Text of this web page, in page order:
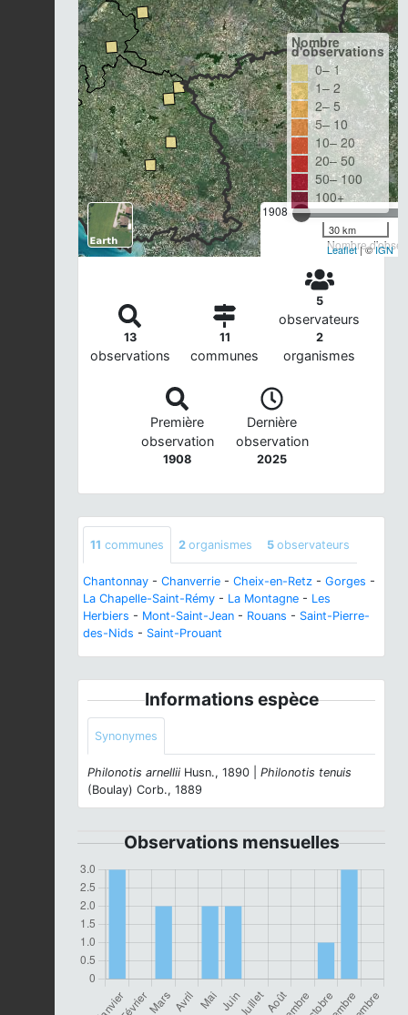
1908
Nombre
Nombre
d'observations
0– 1
1– 2
2– 5
5– 10
10– 20
20– 50
50– 100
100+
30 km
Leaflet| ©IGN
13
observations
11
communes
5
observateurs
2
organismes
Première
observation
1908
Dernière
observation
2025
11 communes 2 organismes 5 observateurs
Chantonnay - Chanverrie - Cheix-en-Retz - Gorges -
La Chapelle-Saint-Rémy - La Montagne - Les
Herbiers - Mont-Saint-Jean - Rouans - Saint-Pierre-
des-Nids - Saint-Prouant
Informations espèce
Synonymes
Philonotis arnellii Husn., 1890 | Philonotis tenuis
(Boulay) Corb., 1889
Observations mensuelles